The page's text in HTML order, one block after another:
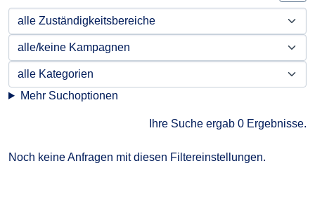
Mehr Suchoptionen
Ihre Suche ergab 0 Ergebnisse.
Noch keine Anfragen mit diesen Filtereinstellungen.